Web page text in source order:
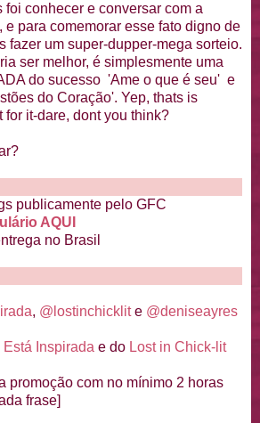
conhecer e conversar com a
, e para comemorar esse fato digno de
fazer um super-dupper-mega sorteio.
ser melhor, é simplesmente uma
do sucesso 'Ame o que é seu' e
do Coração'. Yep, thats is
it-dare, dont you think?
publicamente pelo GFC
AQUI
no Brasil
, @lostinchicklite @deniseayres
Está Inspirada e do Lost in Chick-lit
promoção com no mínimo 2 horas
frase]